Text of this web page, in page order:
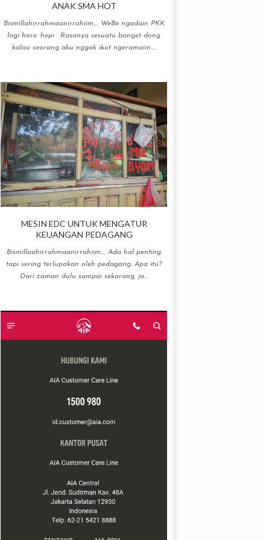
ANAK SMA HOT
Bismillahirrahmaanirrahiim…. WeBe ngadain PKK
lagi hore :hepi . Rasanya sesuatu banget dong
kalau seorang aku nggak ikut ngeramaiin....
MESIN EDC UNTUK MENGATUR
KEUANGAN PEDAGANG
Bismillaahirrahmaanirrahiim.... Ada hal penting
tapi sering terlupakan oleh pedagang. Apa itu?
Dari zaman dulu sampai sekarang, ja...